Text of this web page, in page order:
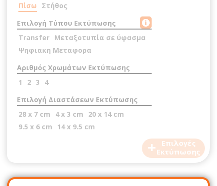
+
Επιλογές
Εκτύπωσης
Πίσω
Στήθος
Επιλογή Τύπου Εκτύπωσης
Transfer Μεταξοτυπία σε ύφασμα
Ψηφιακη Μεταφορα
Αριθμός Χρωμάτων Εκτύπωσης
1
2 3
4
Επιλογή Διαστάσεων Εκτύπωσης
28 x 7 cm
4 x 3 cm
20 x 14 cm
9.5 x 6 cm
14 x 9.5 cm